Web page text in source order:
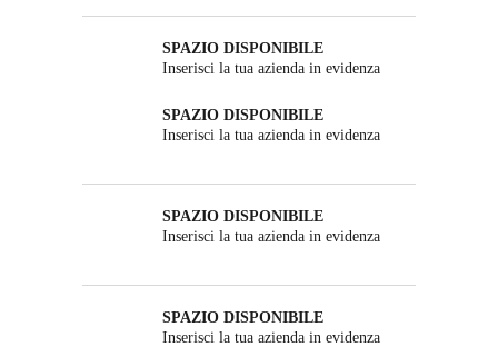
SPAZIO DISPONIBILE
Inserisci la tua azienda in evidenza
SPAZIO DISPONIBILE
Inserisci la tua azienda in evidenza
SPAZIO DISPONIBILE
Inserisci la tua azienda in evidenza
SPAZIO DISPONIBILE
Inserisci la tua azienda in evidenza